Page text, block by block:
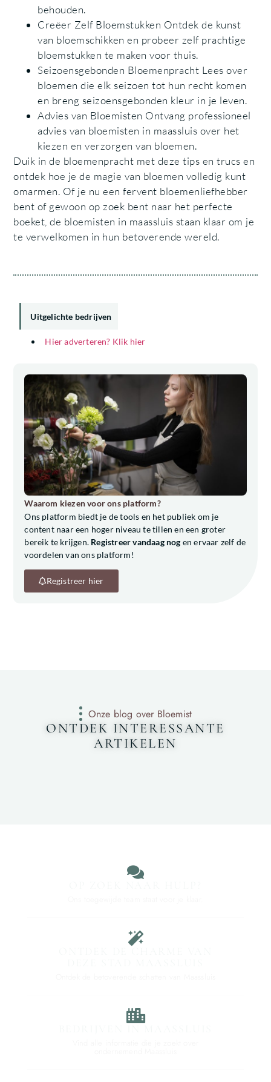
behouden.
Creëer Zelf Bloemstukken Ontdek de kunst
van bloemschikken en probeer zelf prachtige
bloemstukken te maken voor thuis.
Seizoensgebonden Bloemenpracht Lees over
bloemen die elk seizoen tot hun recht komen
en breng seizoensgebonden kleur in je leven.
Advies van Bloemisten Ontvang professioneel
advies van bloemisten in maassluis over het
kiezen en verzorgen van bloemen.
Duik in de bloemenpracht met deze tips en trucs en
ontdek hoe je de magie van bloemen volledig kunt
omarmen. Of je nu een fervent bloemenliefhebber
bent of gewoon op zoek bent naar het perfecte
boeket, de bloemisten in maassluis staan klaar om je
te verwelkomen in hun betoverende wereld.
Uitgelichte bedrijven
Hier adverteren? Klik hier
Waarom kiezen voor ons platform?
Ons platform biedt je de tools en het publiek om je
content naar een hoger niveau te tillen en een groter
bereik te krijgen. Registreer vandaag nog en ervaar zelf de
voordelen van ons platform!
Registreer hier
Onze blog over Bloemist
ONTDEK INTERESSANTE
ARTIKELEN